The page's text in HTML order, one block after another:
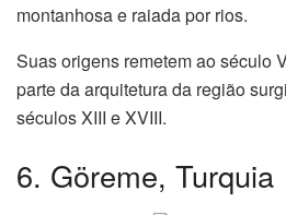
montanhosa e raiada por rios.
Suas origens remetem ao século
parte da arquitetura da região
séculos XIII e XVIII.
6. Göreme, Turquia